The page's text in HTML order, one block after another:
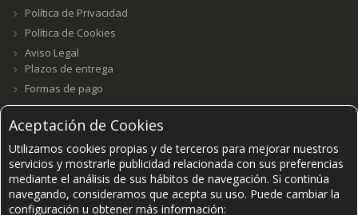
Aceptación de Cookies
Utilizamos cookies propias y de terceros para mejorar nuestros
servicios y mostrarle publicidad relacionada con sus preferencias
mediante el análisis de sus hábitos de navegación. Si continúa
navegando, consideramos que acepta su uso. Puede cambiar la
configuración u obtener más información:
Política de Privacidad
Política de Cookies
Aviso Legal
Plazos de entrega
Formas de pago
Grupo E23W Distribuciones, S.L. B98123102 ©2021- 2026.
PAGOS SEGUROS ACEPTADOS